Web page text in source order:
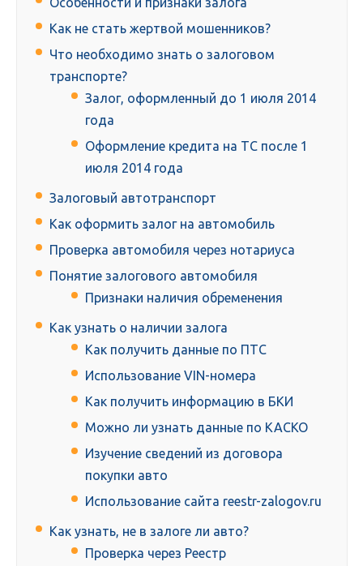
Как не стать жертвой мошенников?
Что необходимо знать о залоговом
транспорте?
Залог, оформленный до 1 июля 2014
года
Оформление кредита на ТС после 1
июля 2014 года
Залоговый автотранспорт
Как оформить залог на автомобиль
Проверка автомобиля через нотариуса
Понятие залогового автомобиля
Признаки наличия обременения
Как узнать о наличии залога
Как получить данные по ПТС
Использование VIN-номера
Как получить информацию в БКИ
Можно ли узнать данные по КАСКО
Изучение сведений из договора
покупки авто
Использование сайта reestr-zalogov.ru
Как узнать, не в залоге ли авто?
Проверка через Реестр